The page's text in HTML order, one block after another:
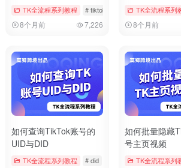
# tiktok # 双重验证
TK全流程系列教程 # tiktok # 数据分析 # 视频数
8个月前 7,226
TK全流程系列
8个月前
# 注册时间 # 账号信息
如何查询TikTok账号的
UID与DID
TK全流程系列教程 # did # uid
如何批量隐藏
号主页视频
TK全流程系列